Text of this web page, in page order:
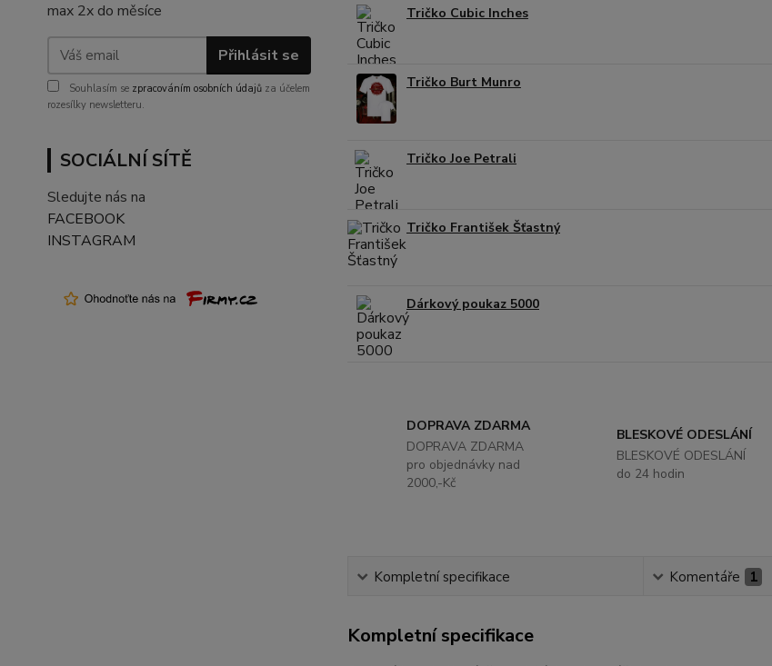
max 2x do měsíce
Přihlásit se
Souhlasím se zpracováním osobních údajů za účelem
rozesílky newsletteru.
SOCIÁLNÍ SÍTĚ
Sledujte nás na
FACEBOOK
INSTAGRAM
Tričko Cubic Inches
Tričko Burt Munro
Tričko Joe Petrali
Tričko František Šťastný
Dárkový poukaz 5000
DOPRAVA ZDARMA
DOPRAVA ZDARMA
pro objednávky nad
2000,-Kč
BLESKOVÉ ODESLÁNÍ
BLESKOVÉ ODESLÁNÍ
do 24 hodin
Kompletní specifikace Komentáře 1
Kompletní specifikace